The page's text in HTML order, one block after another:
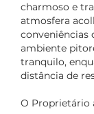
charmoso e
atmosfera
conveniências
ambiente
tranquilo,
distância de
O Proprietário